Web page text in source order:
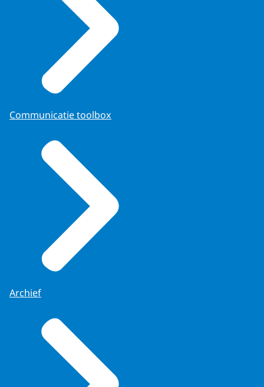
Communicatie toolbox
Archief